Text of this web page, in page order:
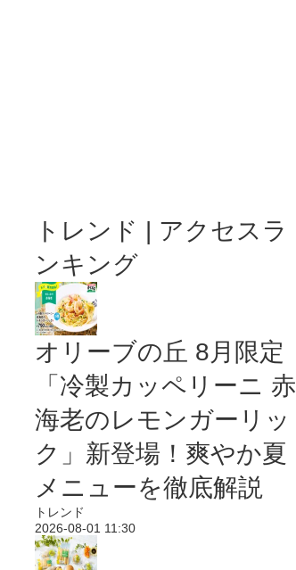
トレンド | アクセスラ
ンキング
オリーブの丘 8月限定
「冷製カッペリーニ 赤
海老のレモンガーリッ
ク」新登場！爽やか夏
メニューを徹底解説
トレンド
2026-08-01 11:30